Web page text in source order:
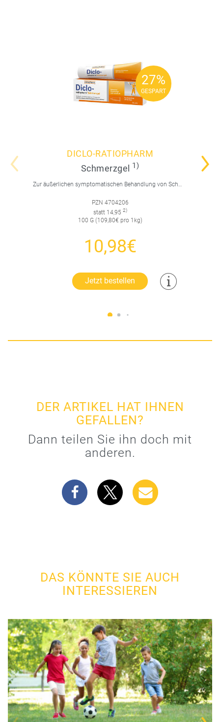
27%
GESPART
27%
GESPART
DICLO-RATIOPHARM
Schmerzgel 1)
Zur äußerlichen symptomatischen Behandlung von Schmerzen, Entzündungen und Schwellungen. Für Erwachsene und Jugendliche über 14 Jahre.
PZN 4704206
statt 14,95 2)
100 G (109,80€ pro 1kg)
10,98€
Jetzt bestellen
DER ARTIKEL HAT IHNEN
GEFALLEN?
Dann teilen Sie ihn doch mit
anderen.
DAS KÖNNTE SIE AUCH
INTERESSIEREN